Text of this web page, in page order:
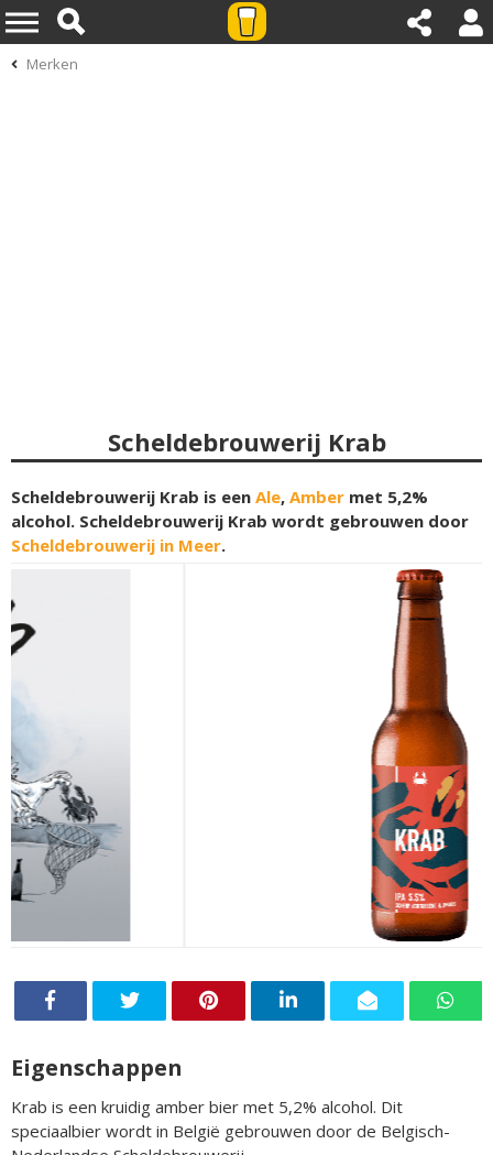
Merken
Scheldebrouwerij Krab
Scheldebrouwerij Krab is een Ale, Amber met 5,2%
alcohol. Scheldebrouwerij Krab wordt gebrouwen door
Scheldebrouwerij in Meer.
Eigenschappen
Krab is een kruidig amber bier met 5,2% alcohol. Dit
speciaalbier wordt in België gebrouwen door de Belgisch-